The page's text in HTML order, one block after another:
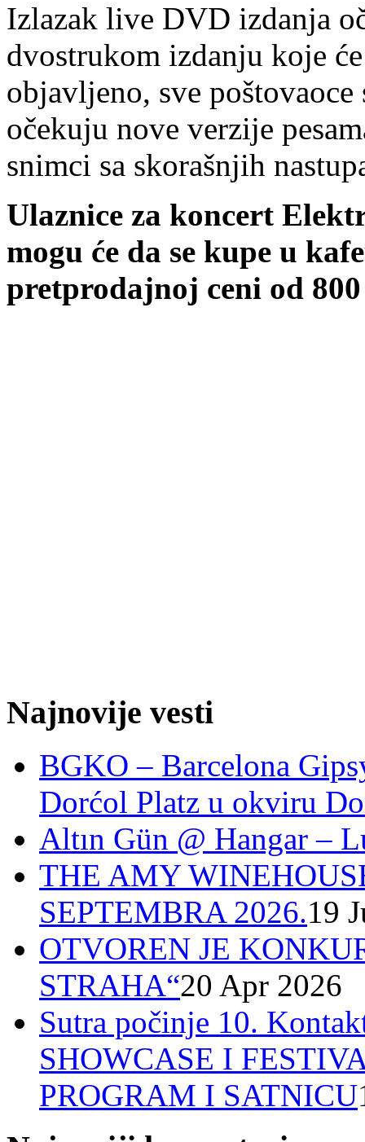
Izlazak live DVD izdanja
dvostrukom izdanju koje
objavljeno, sve
očekuju nove verzije
snimci sa skorašnjih
Ulaznice za koncert
mogu će da se kupe u
pretprodajnoj ceni od
Najnovije vesti
BGKO – Barcelona
Dorćol Platz u okviru
Altın Gün @ Hangar –
THE AMY
SEPTEMBRA 2026.19
OTVOREN JE
STRAHA“20 Apr 2026
Sutra počinje 10.
SHOWCASE I
PROGRAM I SATNICU